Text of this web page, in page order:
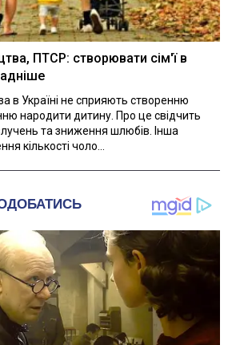
ПТСР: створювати сім'ї в
в Україні не сприяють створенню
народити дитину. Про це свідчить
та зниження шлюбів. Інша
кількості чоло...